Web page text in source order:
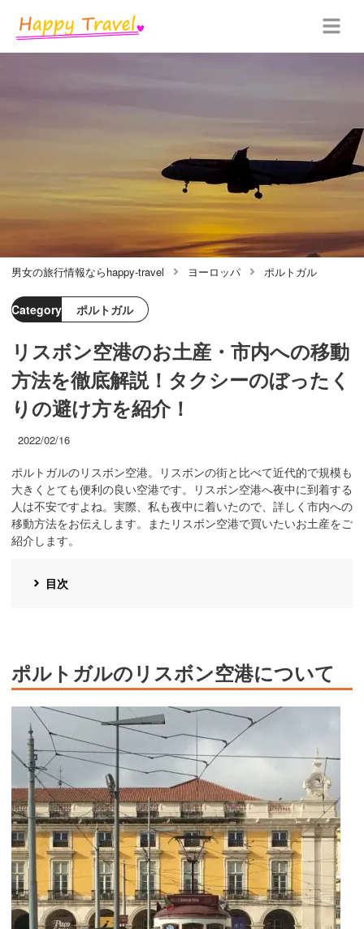
男女の旅行情報ならhappy-travel ヨーロッパ ポルトガル
Category ポルトガル
リスボン空港のお土産・市内への移動
方法を徹底解説！タクシーのぼったく
りの避け方を紹介！
2022/02/16
ポルトガルのリスボン空港。リスボンの街と比べて近代的で規模も
大きくとても便利の良い空港です。リスボン空港へ夜中に到着する
人は不安ですよね。実際、私も夜中に着いたので、詳しく市内への
移動方法をお伝えします。またリスボン空港で買いたいお土産をご
紹介します。
目次
ポルトガルのリスボン空港について